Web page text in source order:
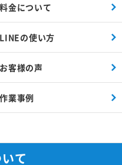
料金について
LINEの使い方
お客様の声
作業事例
て